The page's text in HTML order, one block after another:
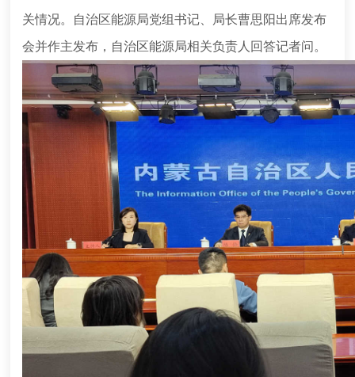
关情况。自治区能源局党组书记、局长曹思阳出席发布
会并作主发布，自治区能源局相关负责人回答记者问。